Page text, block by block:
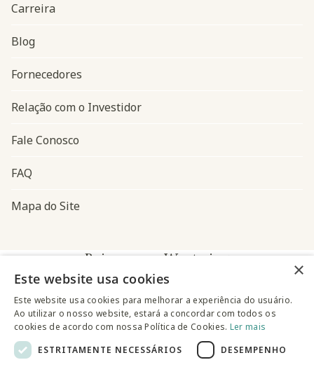
Navegação do rodapé
Carreira
Blog
Fornecedores
Relação com o Investidor
Fale Conosco
FAQ
Mapa do Site
Baixe o app Westwing
×
Este website usa cookies
Este website usa cookies para melhorar a experiência do usuário.
Ao utilizar o nosso website, estará a concordar com todos os
cookies de acordo com nossa Política de Cookies. Ler mais
ESTRITAMENTE NECESSÁRIOS
DESEMPENHO